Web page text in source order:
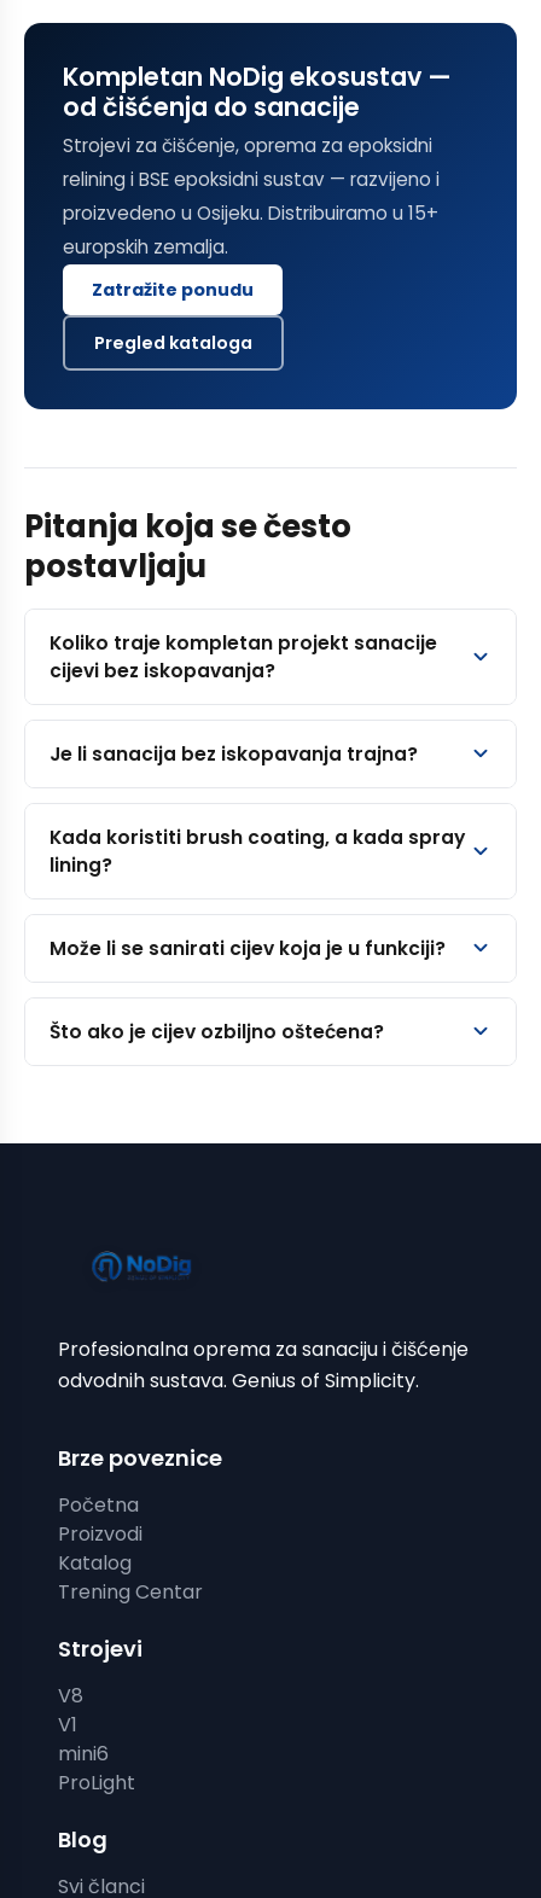
Kompletan NoDig ekosustav —
od čišćenja do sanacije
Strojevi za čišćenje, oprema za epoksidni
relining i BSE epoksidni sustav — razvijeno i
proizvedeno u Osijeku. Distribuiramo u 15+
europskih zemalja.
Zatražite ponudu
Pregled kataloga
Pitanja koja se često
postavljaju
Koliko traje kompletan projekt sanacije
cijevi bez iskopavanja?
Je li sanacija bez iskopavanja trajna?
Kada koristiti brush coating, a kada spray
lining?
Može li se sanirati cijev koja je u funkciji?
Što ako je cijev ozbiljno oštećena?
Profesionalna oprema za sanaciju i čišćenje
odvodnih sustava. Genius of Simplicity.
Brze poveznice
Početna
Proizvodi
Katalog
Trening Centar
Strojevi
V8
V1
mini6
ProLight
Blog
Svi članci